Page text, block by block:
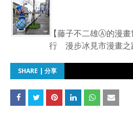
【藤子不二雄Ⓐ的漫畫
行 漫步冰見市漫畫之
SHARE | 分享